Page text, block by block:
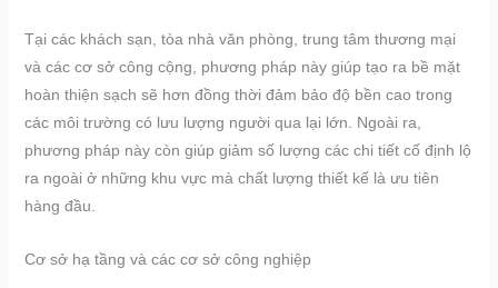
Tại các khách sạn, tòa nhà văn phòng, trung tâm thương mại
và các cơ sở công cộng, phương pháp này giúp tạo ra bề mặt
hoàn thiện sạch sẽ hơn đồng thời đảm bảo độ bền cao trong
các môi trường có lưu lượng người qua lại lớn. Ngoài ra,
phương pháp này còn giúp giảm số lượng các chi tiết cố định lộ
ra ngoài ở những khu vực mà chất lượng thiết kế là ưu tiên
hàng đầu.
Cơ sở hạ tầng và các cơ sở công nghiệp